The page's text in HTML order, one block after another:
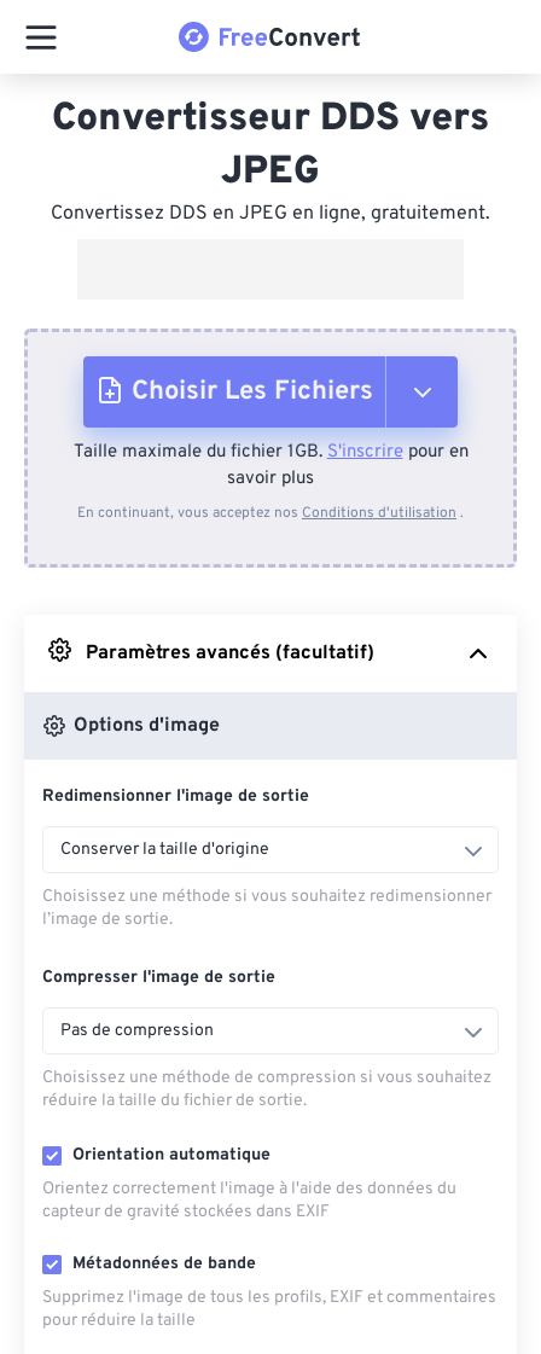
Convertisseur DDS vers
JPEG
Convertissez DDS en JPEG en ligne, gratuitement.
Choisir Les Fichiers
Depuis l'appareil
Depuis Google Drive
Depuis OneDrive
Depuis l'URL
Taille maximale du fichier 1GB.S'inscrirepour en
savoir plus
En continuant, vous acceptez nos Conditions d'utilisation .
Paramètres avancés (facultatif)
Options d'image
Redimensionner l'image de sortie
Conserver la taille d'origine
Choisissez une méthode si vous souhaitez redimensionner
l’image de sortie.
Compresser l'image de sortie
Pas de compression
Choisissez une méthode de compression si vous souhaitez
réduire la taille du fichier de sortie.
Orientation automatique
Orientez correctement l'image à l'aide des données du
capteur de gravité stockées dans EXIF
Métadonnées de bande
Supprimez l'image de tous les profils, EXIF ​​et commentaires
pour réduire la taille